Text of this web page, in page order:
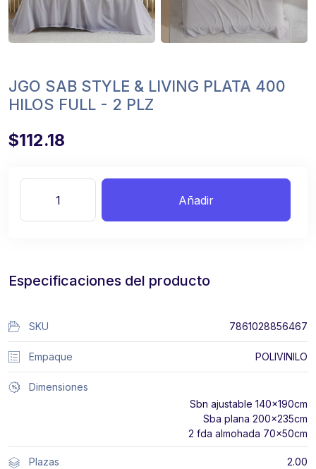
JGO SAB STYLE & LIVING PLATA 400
HILOS FULL - 2 PLZ
$112.18
Añadir
Especificaciones del producto
7861028856467
SKU
POLIVINILO
Empaque
Dimensiones
Sbn ajustable 140x190cm
Sba plana 200x235cm
2 fda almohada 70x50cm
2.00
Plazas